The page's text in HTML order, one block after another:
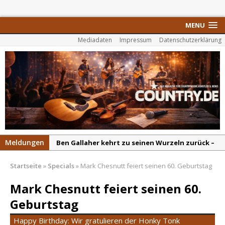
MENU
Mediadaten Impressum Datenschutzerklärung
Meldungen
Ben Gallaher kehrt zu seinen Wurzeln zurück –
Colton Dawson legt mit „Worth It“ nach –
Country mit Herz und Humor
Vergleich mit anderen
Startseite » Specials» Mark Chesnutt feiert seinen 60. Geburtstag
Mark Chesnutt feiert seinen 60.
Geburtstag
Happy Birthday: Wir gratulieren der Honky Tonk